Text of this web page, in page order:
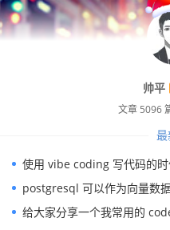
帅平
文章 5096
使用 vibe coding 写代码的时候
postgresql 可以作为向量数
给大家分享一个我常用的